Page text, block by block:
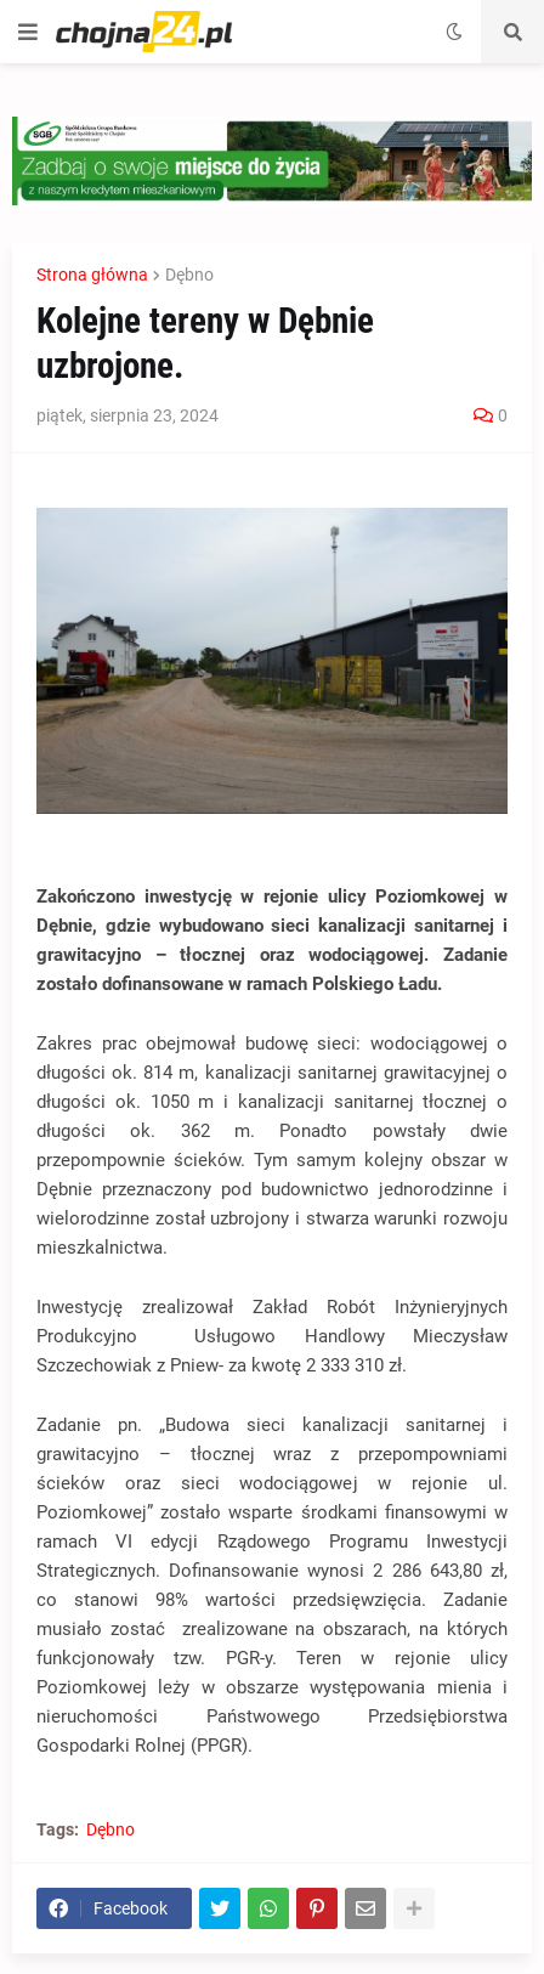
Strona główna Dębno
Kolejne tereny w Dębnie
uzbrojone.
piątek, sierpnia 23, 2024 0
Zakończono inwestycję w rejonie ulicy Poziomkowej w
Dębnie, gdzie wybudowano sieci kanalizacji sanitarnej i
grawitacyjno – tłocznej oraz wodociągowej. Zadanie
zostało dofinansowane w ramach Polskiego Ładu.
Zakres prac obejmował budowę sieci: wodociągowej o
długości ok. 814 m, kanalizacji sanitarnej grawitacyjnej o
długości ok. 1050 m i kanalizacji sanitarnej tłocznej o
długości ok. 362 m. Ponadto powstały dwie
przepompownie ścieków. Tym samym kolejny obszar w
Dębnie przeznaczony pod budownictwo jednorodzinne i
wielorodzinne został uzbrojony i stwarza warunki rozwoju
mieszkalnictwa.
Inwestycję zrealizował Zakład Robót Inżynieryjnych
Produkcyjno Usługowo Handlowy Mieczysław
Szczechowiak z Pniew- za kwotę 2 333 310 zł.
Zadanie pn. „Budowa sieci kanalizacji sanitarnej i
grawitacyjno – tłocznej wraz z przepompowniami
ścieków oraz sieci wodociągowej w rejonie ul.
Poziomkowej” zostało wsparte środkami finansowymi w
ramach VI edycji Rządowego Programu Inwestycji
Strategicznych. Dofinansowanie wynosi 2 286 643,80 zł,
co stanowi 98% wartości przedsięwzięcia. Zadanie
musiało zostać zrealizowane na obszarach, na których
funkcjonowały tzw. PGR-y. Teren w rejonie ulicy
Poziomkowej leży w obszarze występowania mienia i
nieruchomości Państwowego Przedsiębiorstwa
Gospodarki Rolnej (PPGR).
Tags: Dębno
Facebook